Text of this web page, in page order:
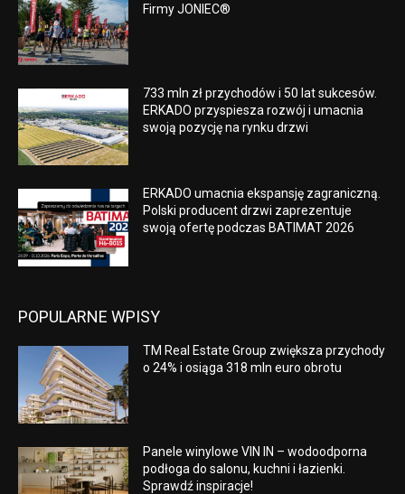
Firmy JONIEC®
733 mln zł przychodów i 50 lat sukcesów.
ERKADO przyspiesza rozwój i umacnia
swoją pozycję na rynku drzwi
ERKADO umacnia ekspansję zagraniczną.
Polski producent drzwi zaprezentuje
swoją ofertę podczas BATIMAT 2026
POPULARNE WPISY
TM Real Estate Group zwiększa przychody
o 24% i osiąga 318 mln euro obrotu
Panele winylowe VIN IN – wodoodporna
podłoga do salonu, kuchni i łazienki.
Sprawdź inspiracje!